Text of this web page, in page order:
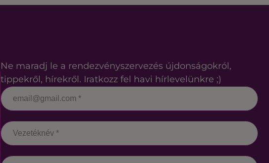
Ne maradj le a rendezvényszervezés újdonságokról,
tippekről, hírekről. Iratkozz fel havi hírlevelünkre ;)